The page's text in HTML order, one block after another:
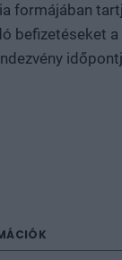
formájában
befizetéseket